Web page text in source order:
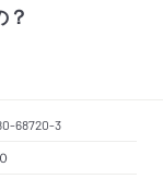
68720-3